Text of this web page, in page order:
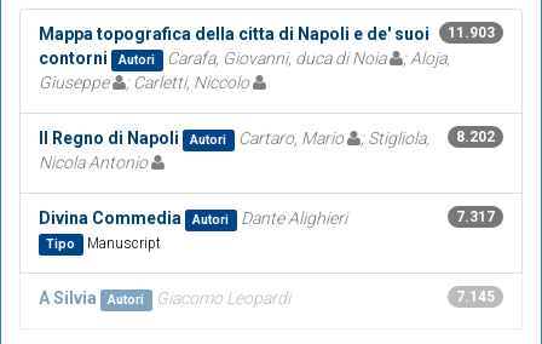
11.903
Mappa topografica della citta di Napoli e de' suoi
contorni
Autori Carafa, Giovanni, duca di Noia
; Aloja,
Giuseppe
; Carletti, Niccolo
8.202
Il Regno di Napoli Autori Cartaro, Mario
; Stigliola,
Nicola Antonio
7.317
Divina Commedia Autori Dante Alighieri
Tipo Manuscript
7.145
A Silvia Autori Giacomo Leopardi